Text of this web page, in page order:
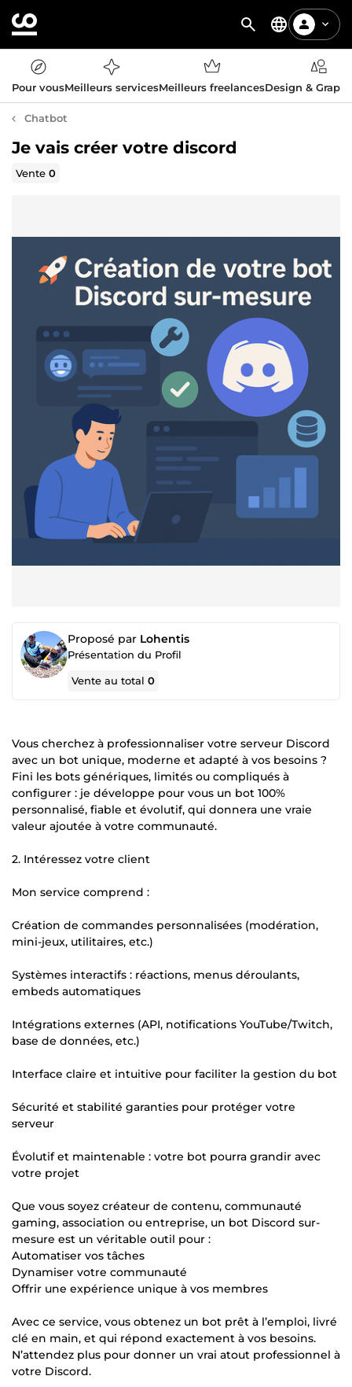
Pour vousMeilleurs servicesMeilleurs freelancesDesign &
Chatbot
Je vais créer votre discord
Vente0
Proposé par Lohentis
Présentation du Profil
Vente au total0
Vous cherchez à professionnaliser votre serveur Discord
avec un bot unique, moderne et adapté à vos besoins ?
Fini les bots génériques, limités ou compliqués à
configurer : je développe pour vous un bot 100%
personnalisé, fiable et évolutif, qui donnera une vraie
valeur ajoutée à votre communauté.
2. Intéressez votre client
Mon service comprend :
Création de commandes personnalisées (modération,
mini-jeux, utilitaires, etc.)
Systèmes interactifs : réactions, menus déroulants,
embeds automatiques
Intégrations externes (API, notifications YouTube/Twitch,
base de données, etc.)
Interface claire et intuitive pour faciliter la gestion du bot
Sécurité et stabilité garanties pour protéger votre
serveur
Évolutif et maintenable : votre bot pourra grandir avec
votre projet
Que vous soyez créateur de contenu, communauté
gaming, association ou entreprise, un bot Discord sur-
mesure est un véritable outil pour :
Automatiser vos tâches
Dynamiser votre communauté
Offrir une expérience unique à vos membres
Avec ce service, vous obtenez un bot prêt à l’emploi, livré
clé en main, et qui répond exactement à vos besoins.
N’attendez plus pour donner un vrai atout professionnel à
votre Discord.